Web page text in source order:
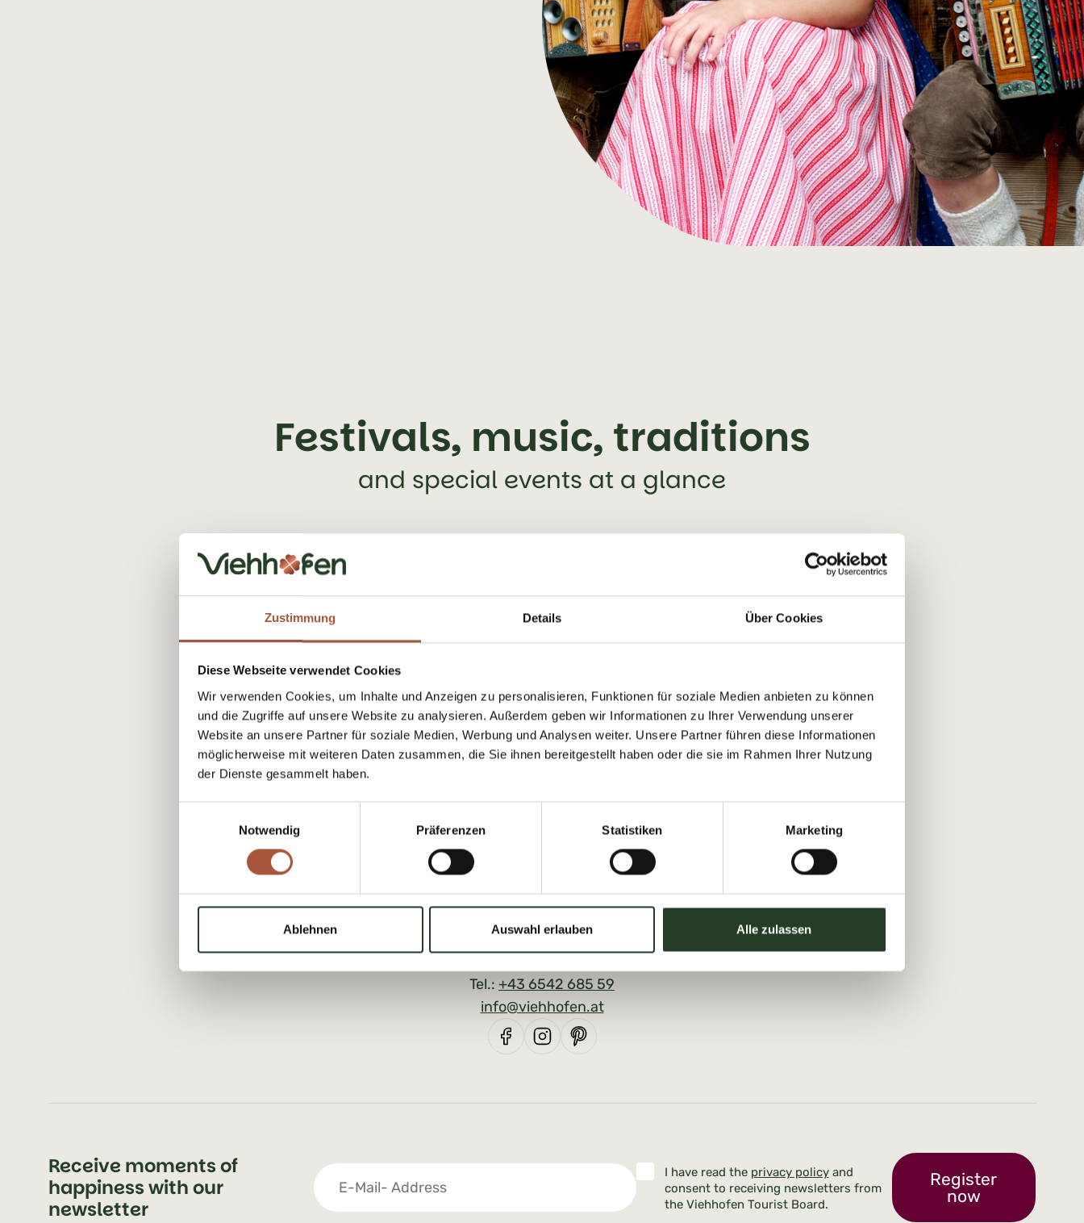
Zustimmung Details Über Cookies
Diese Webseite verwendet Cookies
Wir verwenden Cookies, um Inhalte und Anzeigen zu personalisieren, Funktionen für soziale Medien anbieten zu können
und die Zugriffe auf unsere Website zu analysieren. Außerdem geben wir Informationen zu Ihrer Verwendung unserer
Website an unsere Partner für soziale Medien, Werbung und Analysen weiter. Unsere Partner führen diese Informationen
möglicherweise mit weiteren Daten zusammen, die Sie ihnen bereitgestellt haben oder die sie im Rahmen Ihrer Nutzung
der Dienste gesammelt haben.
Notwendig
Präferenzen Statistiken Marketing
Ablehnen Auswahl erlauben Alle zulassen
Festivals, music, traditions
and special events at a glance
Tourist Office Viehhofen
Tel.: +43 6542 685 59
info@viehhofen.at
Receive moments of
happiness with our
newsletter
I have read the privacy policyand
consent to receiving newsletters from
the Viehhofen Tourist Board.
Register
now